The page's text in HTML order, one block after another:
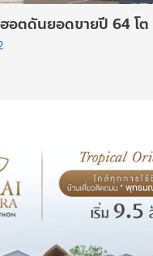
อตดันยอดขายปี 64 โ